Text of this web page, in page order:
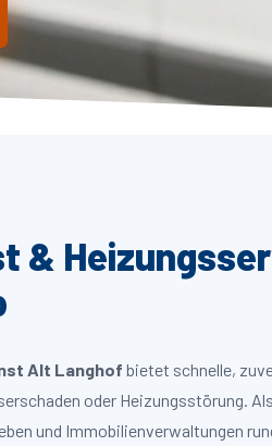
&
Alt Langhof bietet schnelle,
oder Heizungsstörung.
und Immobilienverwaltungen